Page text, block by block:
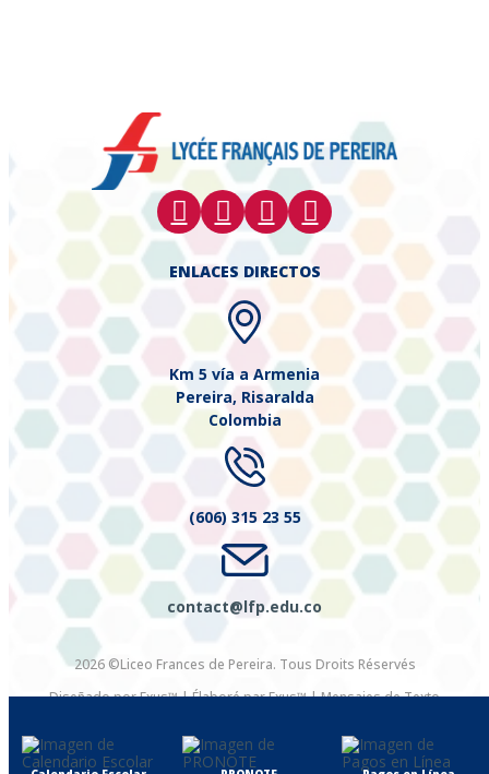
ENLACES DIRECTOS
Km 5 vía a Armenia
Pereira, Risaralda
Colombia
(606) 315 23 55
contact@lfp.edu.co
2026 ©Liceo Frances de Pereira. Tous Droits Réservés
Diseñado por Exus™|Élaboré par Exus™ | Mensajes de Texto